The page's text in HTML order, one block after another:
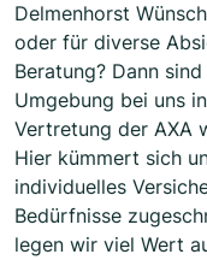
Delmenhorst
oder für diverse
Beratung? Dann
Umgebung bei uns
Vertretung der AXA
Hier kümmert sich
individuelles
Bedürfnisse
legen wir viel Wert